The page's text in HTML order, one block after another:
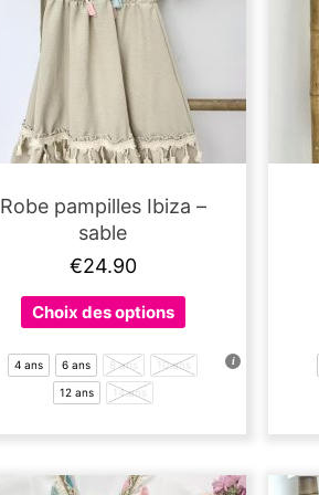
Robe pampilles Ibiza –
sable
€24.90
Choix des options
Ce
produit
a
plusieurs
Les
peuvent
4 ans 6 ans 8 ans 10 ans
12 ans 14 ans